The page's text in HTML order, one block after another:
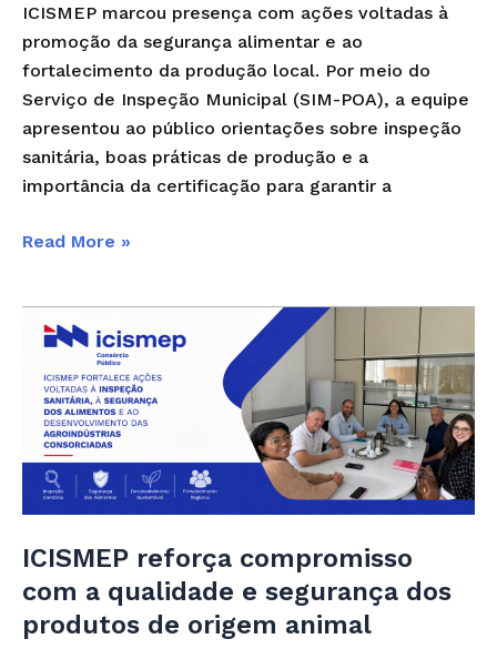
ICISMEP marcou presença com ações voltadas à
promoção da segurança alimentar e ao
fortalecimento da produção local. Por meio do
Serviço de Inspeção Municipal (SIM-POA), a equipe
apresentou ao público orientações sobre inspeção
sanitária, boas práticas de produção e a
importância da certificação para garantir a
Read More »
ICISMEP reforça compromisso
com a qualidade e segurança dos
produtos de origem animal
ICISMEP
reforça
compromisso
com
qualidade
segurança
dos
origem